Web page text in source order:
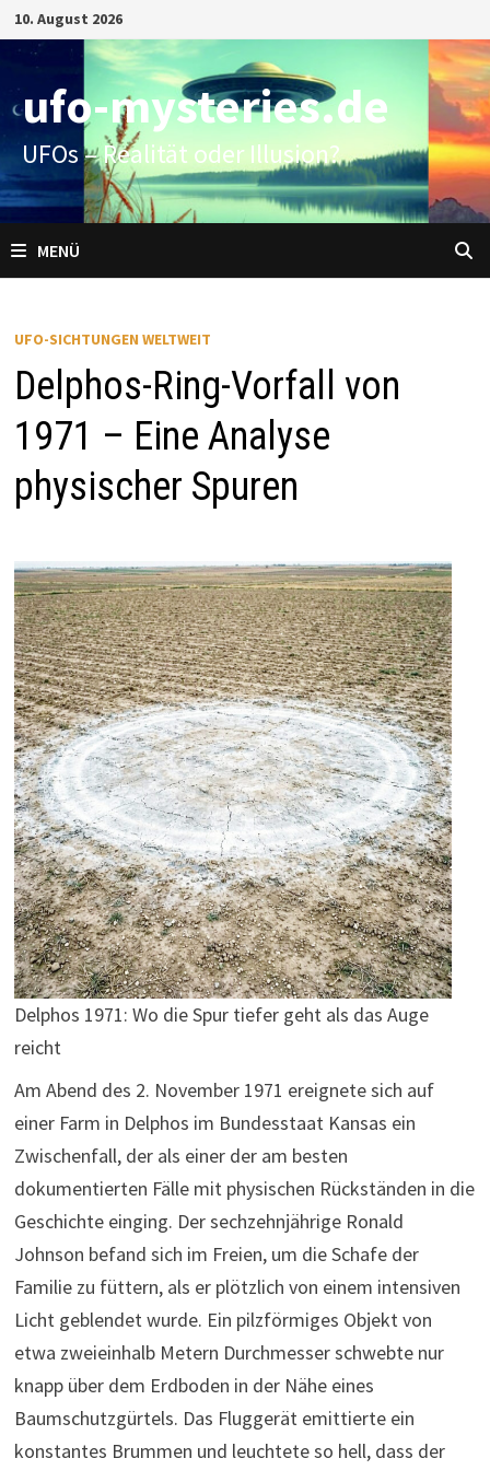
Zum
Inhalt
springen
10. August 2026
ufo-mysteries.de
UFOs – Realität oder Illusion?
MENÜ
UFO-SICHTUNGEN WELTWEIT
Delphos-Ring-Vorfall von
1971 – Eine Analyse
physischer Spuren
Delphos 1971: Wo die Spur tiefer geht als das Auge
reicht
Am Abend des 2. November 1971 ereignete sich auf
einer Farm in Delphos im Bundesstaat Kansas ein
Zwischenfall, der als einer der am besten
dokumentierten Fälle mit physischen Rückständen in die
Geschichte einging. Der sechzehnjährige Ronald
Johnson befand sich im Freien, um die Schafe der
Familie zu füttern, als er plötzlich von einem intensiven
Licht geblendet wurde. Ein pilzförmiges Objekt von
etwa zweieinhalb Metern Durchmesser schwebte nur
knapp über dem Erdboden in der Nähe eines
Baumschutzgürtels. Das Fluggerät emittierte ein
konstantes Brummen und leuchtete so hell, dass der